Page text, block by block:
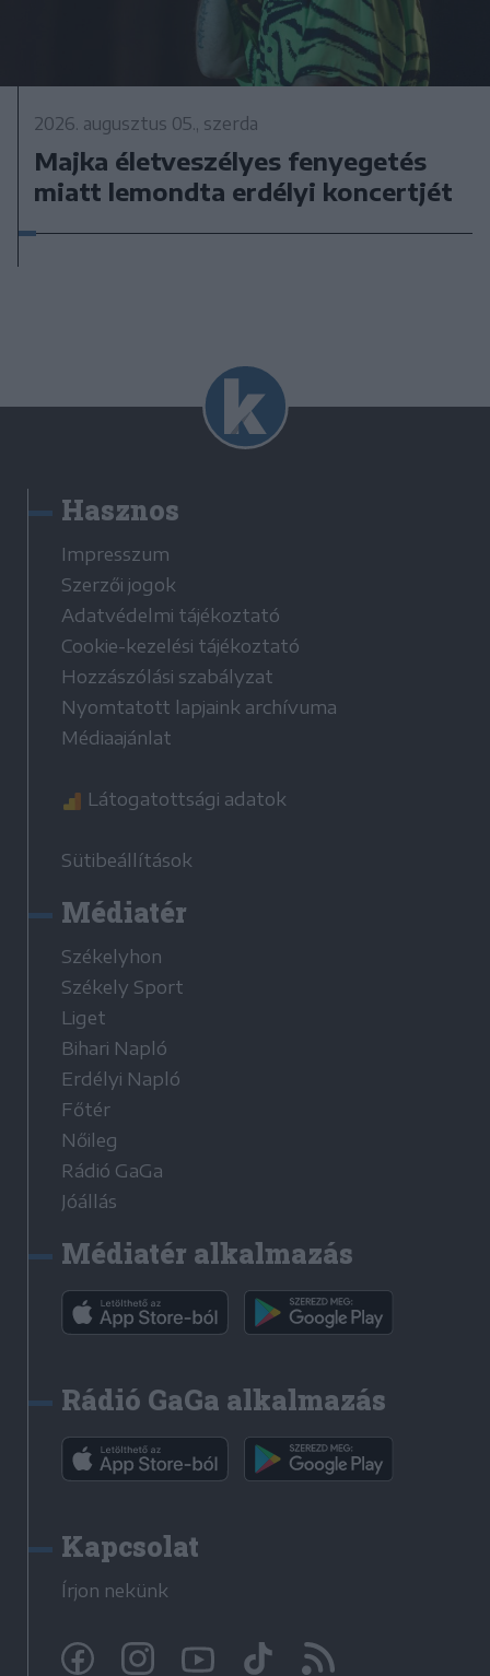
2026. augusztus 05., szerda
Majka életveszélyes fenyegetés
miatt lemondta erdélyi koncertjét
Hasznos
Impresszum
Szerzői jogok
Adatvédelmi tájékoztató
Cookie-kezelési tájékoztató
Hozzászólási szabályzat
Nyomtatott lapjaink archívuma
Médiaajánlat
Látogatottsági adatok
Sütibeállítások
Médiatér
Székelyhon
Székely Sport
Liget
Bihari Napló
Erdélyi Napló
Főtér
Nőileg
Rádió GaGa
Jóállás
Médiatér alkalmazás
Rádió GaGa alkalmazás
Kapcsolat
Írjon nekünk